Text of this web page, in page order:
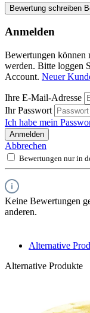
Bewertung schreiben
Anmelden
Bewertungen können
werden. Bitte loggen
Account. Neuer
Ihre E-Mail-Adresse
Ihr Passwort
Ich habe mein
Anmelden
Abbrechen
Bewertungen nur in
Keine Bewertungen
anderen.
Alternative
Alternative Produkte